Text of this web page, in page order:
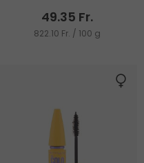
49.35 Fr.
822.10 Fr. / 100 g